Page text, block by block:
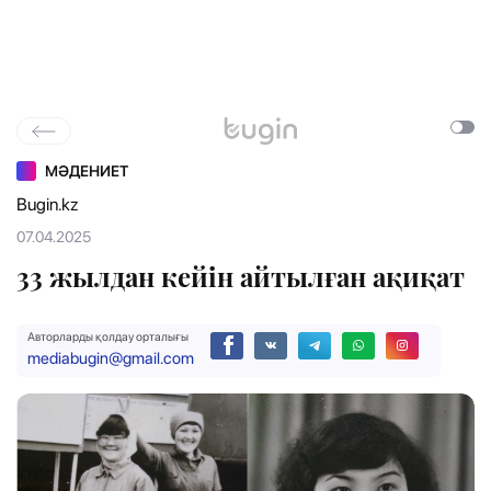
МӘДЕНИЕТ
Bugin.kz
07.04.2025
33 жылдан кейін айтылған ақиқат
Авторларды қолдау орталығы
mediabugin@gmail.com